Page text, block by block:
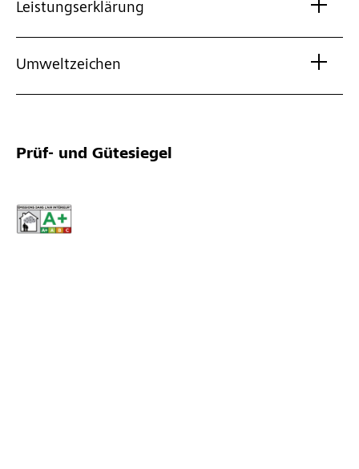
Leistungserklärung
Umweltzeichen
Prüf- und Gütesiegel